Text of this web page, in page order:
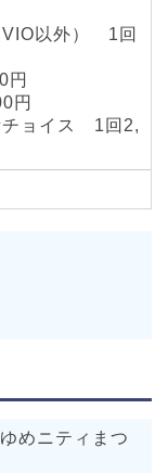
VIO以外） 1回
円
円
チョイス 1回2,
めニティまつ